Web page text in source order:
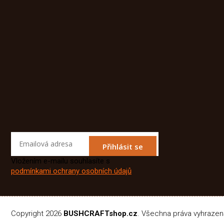
Přihlásit se
Vložením e-mailu souhlasíte s
podmínkami ochrany osobních údajů
Copyright 2026 BUSHCRAFTshop.cz. Všechna práva